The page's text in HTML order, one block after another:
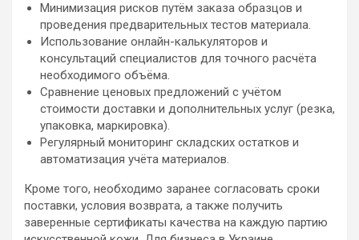
Минимизация рисков путём заказа образцов и
проведения предварительных тестов материала.
Использование онлайн-калькуляторов и
консультаций специалистов для точного расчёта
необходимого объёма.
Сравнение ценовых предложений с учётом
стоимости доставки и дополнительных услуг (резка,
упаковка, маркировка).
Регулярный мониторинг складских остатков и
автоматизация учёта материалов.
Кроме того, необходимо заранее согласовать сроки
поставки, условия возврата, а также получить
заверенные сертификаты качества на каждую партию